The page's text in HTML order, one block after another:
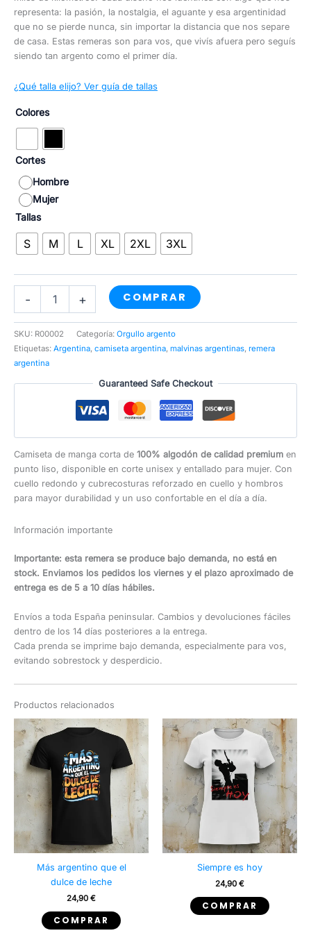
representa: la pasión, la nostalgia, el aguante y esa argentinidad
que no se pierde nunca, sin importar la distancia que nos separe
de casa. Estas remeras son para vos, que vivís afuera pero seguís
siendo tan argento como el primer día.
¿Qué talla elijo? Ver guía de tallas
Colores
Cortes
Hombre
Mujer
Tallas
S M L XL 2XL 3XL
-
1982
+ COMPRAR
SKU: R00002 Categoría: Orgullo argento
Etiquetas: Argentina, camiseta argentina, malvinas argentinas, remera
argentina
Guaranteed Safe Checkout
Camiseta de manga corta de 100% algodón de calidad premium en
punto liso, disponible en corte unisex y entallado para mujer. Con
cuello redondo y cubrecosturas reforzado en cuello y hombros
para mayor durabilidad y un uso confortable en el día a día.
Información importante
Importante: esta remera se produce bajo demanda, no está en
stock. Enviamos los pedidos los viernes y el plazo aproximado de
entrega es de 5 a 10 días hábiles.
Envíos a toda España peninsular. Cambios y devoluciones fáciles
dentro de los 14 días posteriores a la entrega.
Cada prenda se imprime bajo demanda, especialmente para vos,
evitando sobrestock y desperdicio.
Productos relacionados
Más argentino que el
dulce de leche
24,90 €
COMPRAR
Este
producto
Siempre es hoy
24,90 €
COMPRAR
Este
producto